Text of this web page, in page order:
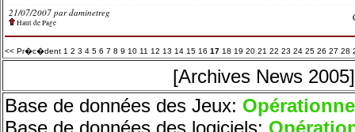
21/07/2007 pardaminetreg
Haut de Page
<< Pr�c�dent 1 2 3 4 5 6 7 8 9 10 11 12 13 14 15 16 17 18 19 20 21 22 23 24 25 26 27 28
[Archives News 2005]
Base de données des Jeux: O
Base de données des logiciels: O